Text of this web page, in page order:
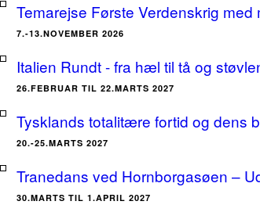
Temarejse Første Verdenskrig
7.-13.NOVEMBER 2026
Italien Rundt - fra hæl til tå og
26.FEBRUAR TIL 22.MARTS 2027
Tysklands totalitære fortid og dens
20.-25.MARTS 2027
Tranedans ved Hornborgasøen –
30.MARTS TIL 1.APRIL 2027